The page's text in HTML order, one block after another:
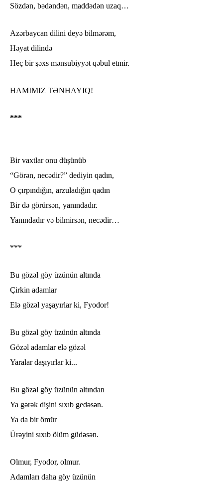
Sözdən, bədəndən, maddədən uzaq…
Azərbaycan dilini deyə bilmərəm,
Həyat dilində
Heç bir şəxs mənsubiyyət qəbul etmir.
HAMIMIZ TƏNHAYIQ!
***
Bir vaxtlar onu düşünüb
“Görən, necədir?” dediyin qadın,
O çırpındığın, arzuladığın qadın
Bir də görürsən, yanındadır.
Yanındadır və bilmirsən, necədir…
***
Bu gözəl göy üzünün altında
Çirkin adamlar
Elə gözəl yaşayırlar ki, Fyodor!
Bu gözəl göy üzünün altında
Gözəl adamlar elə gözəl
Yaralar daşıyırlar ki...
Bu gözəl göy üzünün altından
Ya gərək dişini sıxıb gedəsən.
Ya da bir ömür
Ürəyini sıxıb ölüm güdəsən.
Olmur, Fyodor, olmur.
Adamları daha göy üzünün